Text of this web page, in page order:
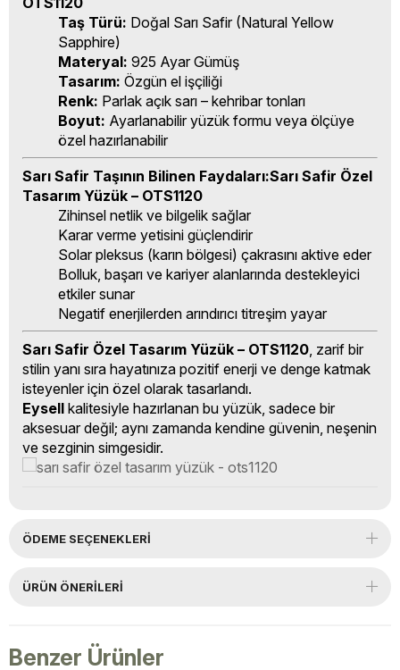
Taş Türü: Doğal Sarı Safir (Natural Yellow
Sapphire)
Materyal: 925 Ayar Gümüş
Tasarım: Özgün el işçiliği
Renk: Parlak açık sarı – kehribar tonları
Boyut: Ayarlanabilir yüzük formu veya ölçüye
özel hazırlanabilir
Sarı Safir Taşının Bilinen Faydaları:Sarı Safir Özel
Tasarım Yüzük – OTS1120
Zihinsel netlik ve bilgelik sağlar
Karar verme yetisini güçlendirir
Solar pleksus (karın bölgesi) çakrasını aktive eder
Bolluk, başarı ve kariyer alanlarında destekleyici
etkiler sunar
Negatif enerjilerden arındırıcı titreşim yayar
Sarı Safir Özel Tasarım Yüzük – OTS1120, zarif bir
stilin yanı sıra hayatınıza pozitif enerji ve denge katmak
isteyenler için özel olarak tasarlandı.
Eysell kalitesiyle hazırlanan bu yüzük, sadece bir
aksesuar değil; aynı zamanda kendine güvenin, neşenin
ve sezginin simgesidir.
ÖDEME SEÇENEKLERI
ÜRÜN ÖNERILERI
Benzer Ürünler